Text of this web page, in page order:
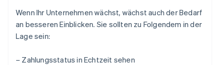
Wenn Ihr Unternehmen wächst, wächst auch der Bedarf
an besseren Einblicken. Sie sollten zu Folgendem in der
Lage sein:
– Zahlungsstatus in Echtzeit sehen